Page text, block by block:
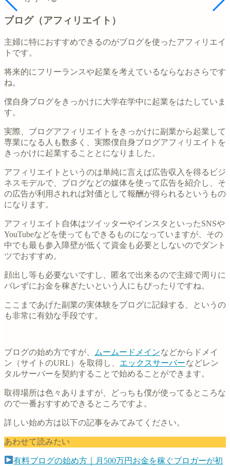
ブログ（アフィリエイト）
主婦に特におすすめできるのがブログを使ったアフィリエイ
トです。
将来的にフリーランスや起業を考えているならなおさらです
ね。
僕自身ブログをきっかけに大学在学中に起業をはたしていま
す。
実際、ブログアフィリエイトをきっかけに副業から起業して
専業になる人も数多く、実際僕自身ブログアフィリエイトを
きっかけに起業することとになりました。
アフィリエイトというのは単純に言えば広告収入を得るビジ
ネスモデルで、ブログなどの媒体を使って広告を紹介し、そ
の広告が利用されれば対価として報酬が得られるというもの
になります。
アフィリエイト自体はツイッターやインスタといったSNSや
YouTubeなどを使ってもできるものになっていますが、その
中でも最も参入障壁が低くて資金も必要としないのでダント
ツでおすすめ。
顔出し等も必要ないですし、匿名で出来るので主婦で周りに
バレずにお金を稼ぎたいという人にもぴったりですね。
ここまであげた副業の実体験をブログに記録する、というの
も非常に有効な手段です。
ブログの始め方ですが、 ムームードメインなどからドメイ
ン（サイトのURL）を取得し、 エックスサーバーなどレン
タルサーバーを契約することで始めることができます。
取得場所は色々ありますが、どっちも僕が使ってるところな
ので一番おすすめできるところですよ。
詳しい始め方は以下の記事をみてみてください。
あわせて読みたい
有料ブログの始め方｜月500万円お金を稼ぐブロガーが初